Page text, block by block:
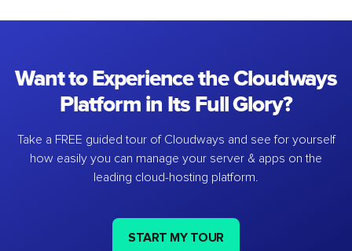
Want to Experience the Cloudways
Platform in Its Full Glory?
Take a FREE guided tour of Cloudways and see for yourself
how easily you can manage your server & apps on the
leading cloud-hosting platform.
START MY TOUR